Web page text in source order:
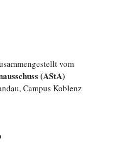
vom
(AStA)
Campus Koblenz